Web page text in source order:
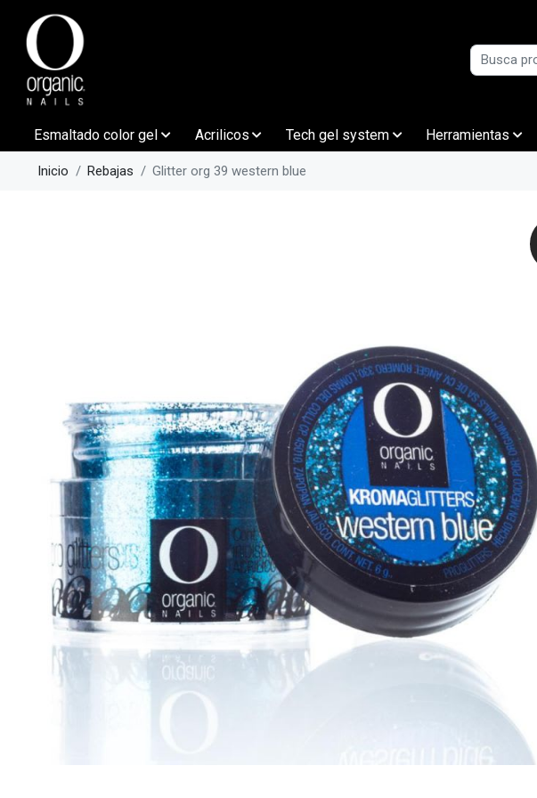
Esmaltado color gel Acrilicos Tech gel system Herramientas
Inicio Rebajas Glitter org 39 western blue